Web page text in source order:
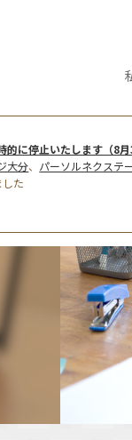
に停止いたします（8月
大分、 パーソルネクステ
た